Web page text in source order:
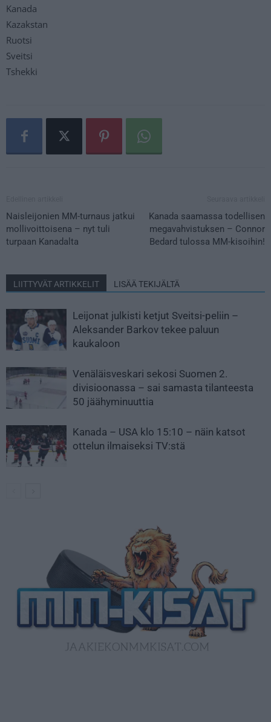
Kanada
Kazakstan
Ruotsi
Sveitsi
Tshekki
Naisleijonien MM-turnaus jatkui
mollivoittoisena – nyt tuli
turpaan Kanadalta
Kanada saamassa todellisen
megavahvistuksen – Connor
Bedard tulossa MM-kisoihin!
LIITTYVÄT ARTIKKELIT LISÄÄ TEKIJÄLTÄ
Leijonat julkisti ketjut Sveitsi-peliin –
Aleksander Barkov tekee paluun
kaukaloon
Venäläisveskari sekosi Suomen 2.
divisioonassa – sai samasta tilanteesta
50 jäähyminuuttia
Kanada – USA klo 15:10 – näin katsot
ottelun ilmaiseksi TV:stä